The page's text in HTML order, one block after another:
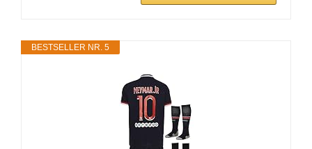
BESTSELLER NR. 5